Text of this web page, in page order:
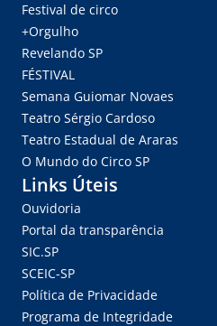
Festival de circo
+Orgulho
Revelando SP
FÉSTIVAL
Semana Guiomar Novaes
Teatro Sérgio Cardoso
Teatro Estadual de Araras
O Mundo do Circo SP
Links Úteis
Ouvidoria
Portal da transparência
SIC.SP
SCEIC-SP
Política de Privacidade
Programa de Integridade